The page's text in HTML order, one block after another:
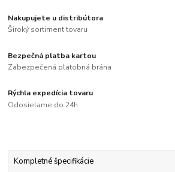
Nakupujete u distribútora
Široký sortiment tovaru
Bezpečná platba kartou
Zabezpečená platobná brána
Rýchla expedícia tovaru
Odosielame do 24h
Kompletné špecifikácie